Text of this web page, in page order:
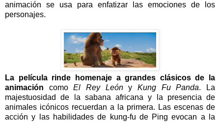
animación se usa para enfatizar las emociones de los
personajes.
La película rinde homenaje a grandes clásicos de la
animación comoEl Rey LeónyKung Fu Panda. La
majestuosidad de la sabana africana y la presencia de
animales icónicos recuerdan a la primera. Las escenas de
acción y las habilidades de kung-fu de Ping evocan a la